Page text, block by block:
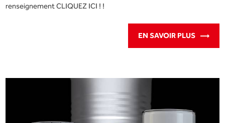
renseignement CLIQUEZ ICI ! !
EN SAVOIR PLUS